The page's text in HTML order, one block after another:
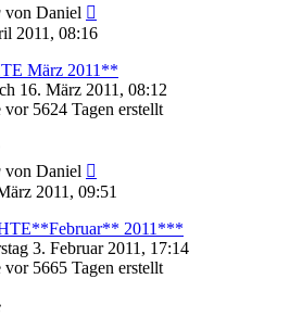
von Daniel
2011, 08:16
März 2011**
16. März 2011, 08:12
5624 Tagen erstellt
von Daniel
2011, 09:51
2011***
3. Februar 2011, 17:14
5665 Tagen erstellt